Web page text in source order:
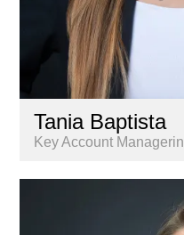
Tania Baptista
Key Account Managerin